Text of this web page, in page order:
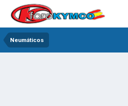
Neumáticos